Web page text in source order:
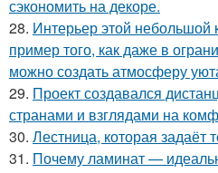
сэкономить на декоре.
28. Интерьер этой небольшой
пример того, как даже в
можно создать атмосферу
29. Проект создавался
странами и взглядами на
30. Лестница, которая задаёт
31. Почему ламинат —